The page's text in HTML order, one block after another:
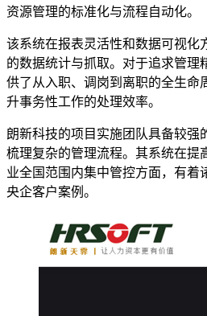
资源管理的标准化与流程自动化。
该系统在报表灵活性和数据可视化
的数据统计与抓取。对于追求管理
供了从入职、调岗到离职的全生命
升事务性工作的处理效率。
朗新科技的项目实施团队具备较强
梳理复杂的管理流程。其系统在提
业全国范围内集中管控方面，有着
央企客户案例。